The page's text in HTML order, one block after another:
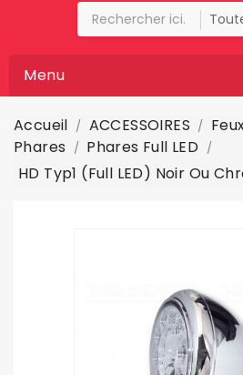
Menu
Accueil ACCESSOIRES
Phares
Phares Full LED
HD Typ1 (full LED) Noir Ou